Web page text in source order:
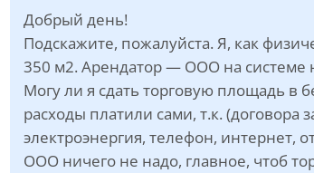
м. «Марксистская», ул.
д. 3, стр. 1
02
Добрый день!
Подскажите, пожалуйста. Я, как
350 м2. Арендатор — ООО на системе
Могу ли я сдать торговую площадь в
расходы платили сами, т.к.
электроэнергия, телефон, интернет,
ООО ничего не надо, главное, чтоб